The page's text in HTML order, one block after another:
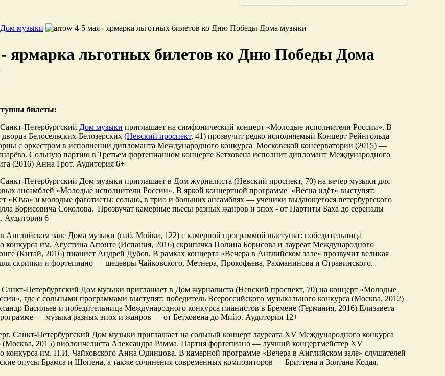
Дом музыки 4-5 мая - ярмарка льготных билетов ко Дню Победы Дома музыки
ярмарка льготных билетов ко Дню Победы Дома
билеты:
Петербургский Дом музыки приглашает на симфонический концерт «Молодые исполнители России». В
Белосельских-Белозерских (Невский проспект, 41) прозвучит редко исполняемый Концерт Рейнгольда
с оркестром в исполнении дипломанта Международного конкурса Московской консерватории (2015) —
Сольную партию в Третьем фортепианном концерте Бетховена исполнит дипломант Международного
(2016) Анна Грот. Аудитория 6+
Санкт-Петербургский Дом музыки приглашает в Дом журналиста (Невский проспект, 70) на вечер музыки для
ансамблей «Молодые исполнители России». В яркой концертной программе «Весна идёт» выступят:
«Юма» и молодые фаготисты: сольно, в трио и больших ансамблях — ученики выдающегося петербургского
Борисовича Соколова. Прозвучат камерные пьесы разных жанров и эпох - от Партиты Баха до серенады
Аудитория 6+
в Английском зале Дома музыки (наб. Мойки, 122) с камерной программой выступят: победительница
конкурса им. Агустина Апонте (Испания, 2016) скрипачка Полина Борисова и лауреат Международного
(Китай, 2016) пианист Андрей Дубов. В рамках концерта «Вечера в Английском зале» прозвучит великая
скрипки и фортепиано — шедевры Чайковского, Метнера, Прокофьева, Рахманинова и Стравинского.
Санкт-Петербургский Дом музыки приглашает в Дом журналиста (Невский проспект, 70) на концерт «Молодые
где с сольными программами выступят: победитель Всероссийского музыкального конкурса (Москва, 2012)
Васильев и победительница Международного конкурса пианистов в Бремене (Германия, 2016) Елизавета
— музыка разных эпох и жанров — от Бетховена до Мийо. Аудитория 12+
Санкт-Петербургский Дом музыки приглашает на сольный концерт лауреата XV Международного конкурса
(Москва, 2015) виолончелиста Александра Рамма. Партия фортепиано — лучший концертмейстер XV
конкурса им. П.И. Чайковского Анна Одинцова. В камерной программе «Вечера в Английском зале» слушателей
опусы Брамса и Шопена, а также сочинения современных композиторов — Бриттена и Золтана Кодая.